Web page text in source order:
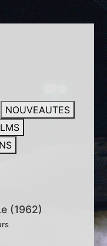
NOUVEAUTES
(1962)